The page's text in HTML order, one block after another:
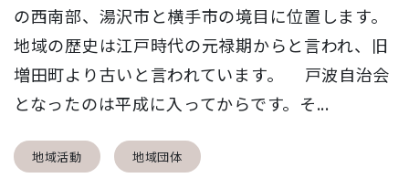
の西南部、湯沢市と横手市の境目に位置します。
地域の歴史は江戸時代の元禄期からと言われ、旧
増田町より古いと言われています。 戸波自治会
となったのは平成に入ってからです。そ...
地域活動 地域団体